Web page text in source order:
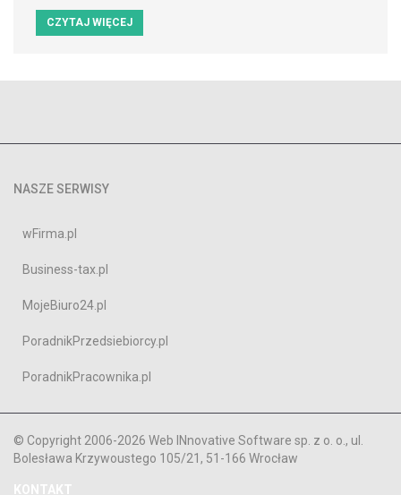
CZYTAJ WIĘCEJ
NASZE SERWISY
wFirma.pl
Business-tax.pl
MojeBiuro24.pl
PoradnikPrzedsiebiorcy.pl
PoradnikPracownika.pl
© Copyright 2006-2026 Web INnovative Software sp. z o. o., ul.
Bolesława Krzywoustego 105/21, 51-166 Wrocław
KONTAKT